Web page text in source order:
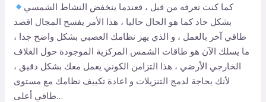
كما كنت تعرفه من قبل ، فعندما ينخفض النشاط الشمسي
بشكل حاد كما هو الحال حاليا ، هذا الأمر يفسح المجال اقصد
طاقي آخر بالعمل ، و الذي يهز نظامك العصبي بشكل واضح جدا ،
ما يسلك الآن هو طاقات الشمس المركزية الموجودة حول الغلاف
الخارجي الأرضي ، هذا التزامن الكوني يعمل معك بشكل دقيق ،
لأنك بحاجة لدمج التنزيلات و اعادة تكييف نظامك مع مستوى
طاقي أعلى…